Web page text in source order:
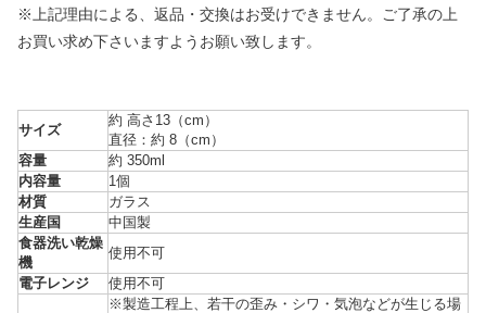
※上記理由による、返品・交換はお受けできません。ご了承の上
お買い求め下さいますようお願い致します。
サイズ
約 高さ13（cm）
直径：約 8（cm）
容量
約 350ml
内容量
1個
材質
ガラス
生産国
中国製
食器洗い乾燥
機
使用不可
電子レンジ
使用不可
※製造工程上、若干の歪み・シワ・気泡などが生じる場